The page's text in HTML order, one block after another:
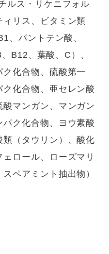
ルス・リケニフォル
ィリス、ビタミン類
、パントテン酸、
B12、葉酸、C）、
ク化合物、硫酸第一
化合物、亜セレン酸
マンガン、マンガン
ク化合物、ヨウ素酸
（タウリン）、酸化
ロール、ローズマリ
ペアミント抽出物）